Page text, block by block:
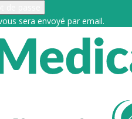
sera envoyé par email.